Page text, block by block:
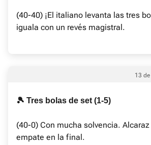
(40-40) ¡El italiano levanta las tres
iguala con un revés magistral.
13
🎾 Tres bolas de set (1-5)
(40-0) Con mucha solvencia.
empate en la final.